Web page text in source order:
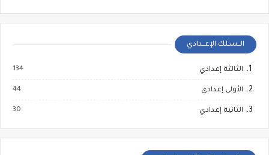
الــسـلك الإعــدادي
الثالثة إعدادي 134
الأولى إعدادي 44
الثانية إعدادي 30